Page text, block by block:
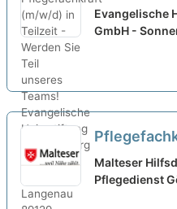
- Werden
neu
Evangelische
GmbH -
- Hier
Malteser
Pflegedienst